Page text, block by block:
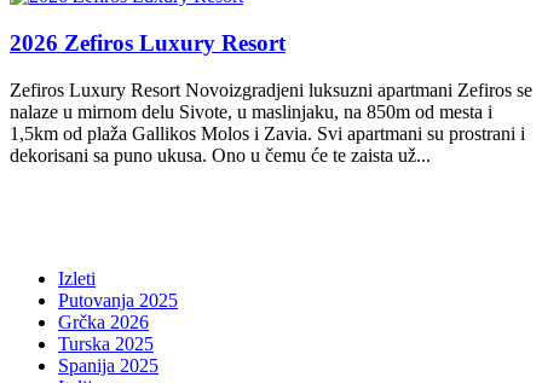
2026 Zefiros Luxury Resort
Zefiros Luxury Resort Novoizgradjeni luksuzni apartmani Zefiros se
nalaze u mirnom delu Sivote, u maslinjaku, na 850m od mesta i
1,5km od plaža Gallikos Molos i Zavia. Svi apartmani su prostrani i
dekorisani sa puno ukusa. Ono u čemu će te zaista už...
Izleti
Putovanja 2025
Grčka 2026
Turska 2025
Spanija 2025